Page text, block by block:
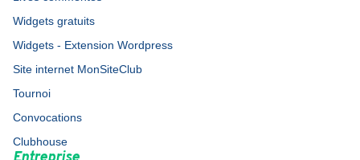
Widgets gratuits
Widgets - Extension Wordpress
Site internet MonSiteClub
Tournoi
Convocations
Clubhouse